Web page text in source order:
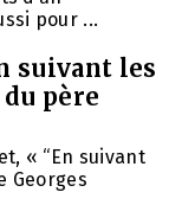
pour ...
suivant les
père
« “En suivant
Georges